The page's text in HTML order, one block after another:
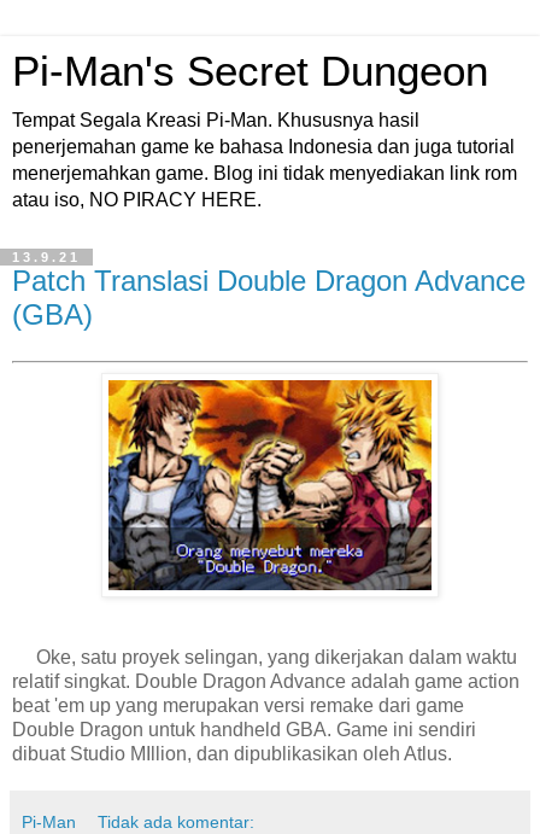
Pi-Man's Secret Dungeon
Tempat Segala Kreasi Pi-Man. Khususnya hasil
penerjemahan game ke bahasa Indonesia dan juga tutorial
menerjemahkan game. Blog ini tidak menyediakan link rom
atau iso, NO PIRACY HERE.
13.9.21
Patch Translasi Double Dragon Advance
(GBA)
Oke, satu proyek selingan, yang dikerjakan dalam waktu
relatif singkat. Double Dragon Advance adalah game action
beat 'em up yang merupakan versi remake dari game
Double Dragon untuk handheld GBA. Game ini sendiri
dibuat Studio MIllion, dan dipublikasikan oleh Atlus.
Pi-Man Tidak ada komentar: